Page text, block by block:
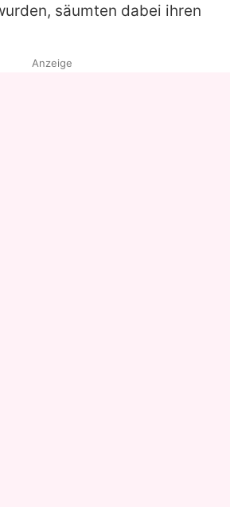
säumten dabei ihren
Anzeige